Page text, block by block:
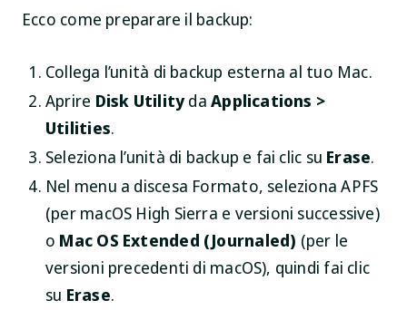
Ecco come preparare il backup:
Collega l’unità di backup esterna al tuo Mac.
Aprire Disk UtilitydaApplications >
Utilities.
Seleziona l’unità di backup e fai clic su Erase.
Nel menu a discesa Formato, seleziona APFS
(per macOS High Sierra e versioni successive)
o Mac OS Extended (Journaled) (per le
versioni precedenti di macOS), quindi fai clic
su Erase.